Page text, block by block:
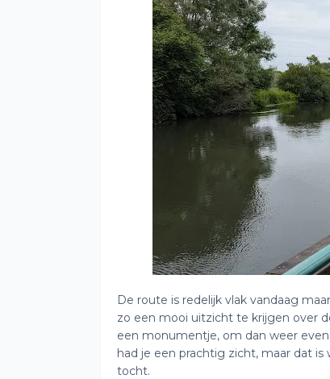
De route is redelijk vlak vandaag
zo een mooi uitzicht te krijgen over
een monumentje, om dan weer
had je een prachtig zicht, maar dat
tocht.